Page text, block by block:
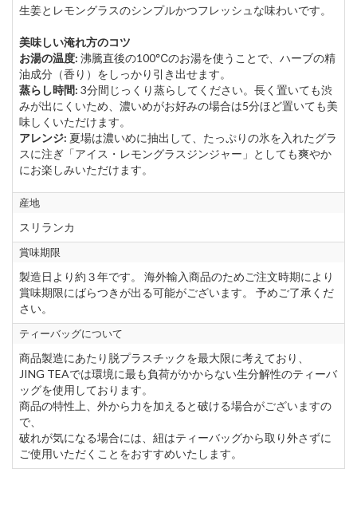
生姜とレモングラスのシンプルかつフレッシュな味わいです。
美味しい淹れ方のコツ
お湯の温度: 沸騰直後の100℃のお湯を使うことで、ハーブの精
油成分（香り）をしっかり引き出せます。
蒸らし時間: 3分間じっくり蒸らしてください。長く置いても渋
みが出にくいため、濃いめがお好みの場合は5分ほど置いても美
味しくいただけます。
アレンジ: 夏場は濃いめに抽出して、たっぷりの氷を入れたグラ
スに注ぎ「アイス・レモングラスジンジャー」としても爽やか
にお楽しみいただけます。
産地
スリランカ
賞味期限
製造日より約３年です。 海外輸入商品のためご注文時期により
賞味期限にばらつきが出る可能がございます。 予めご了承くだ
さい。
ティーバッグについて
商品製造にあたり脱プラスチックを最大限に考えており、
JING TEAでは環境に最も負荷がかからない生分解性のティーバ
ッグを使用しております。
商品の特性上、外から力を加えると破ける場合がございますの
で、
破れが気になる場合には、紐はティーバッグから取り外さずに
ご使用いただくことをおすすめいたします。